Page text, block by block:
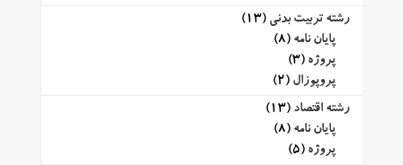
رشته تربیت بدنی (13)
پایان نامه (8)
پروژه (3)
پروپوزال (2)
رشته اقتصاد (13)
پایان نامه (8)
پروژه (5)